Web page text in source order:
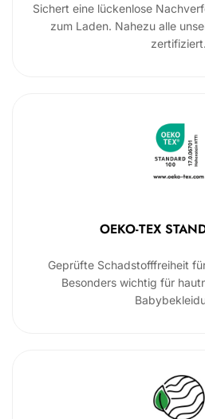
Sichert eine lückenlose
zum Laden. Nahezu alle
zertifiziert.
OEKO-TEX
Geprüfte Schadstofffreiheit
Besonders wichtig für